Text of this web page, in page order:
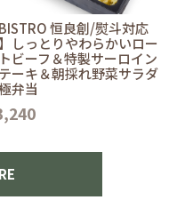
BISTRO 恒良創/熨斗対応
しっとりやわらかいロー
ビーフ＆特製サーロイン
ーキ＆朝採れ野菜サラダ
弁当